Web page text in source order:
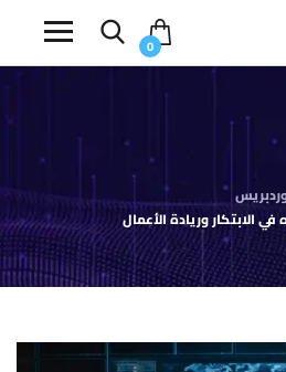
0
الابتكار وريادة الأعمال